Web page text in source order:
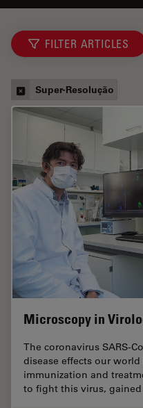
FILTER ARTICLES
Super-Resolução
Microscopy in
The coronavirus SARS-
disease effects our
immunization and
to fight this virus,